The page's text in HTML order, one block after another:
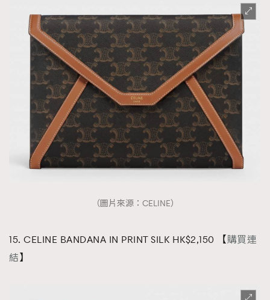
（圖片來源：CELINE）
15. CELINE BANDANA IN PRINT SILK HK$2,150 【購買連
結】